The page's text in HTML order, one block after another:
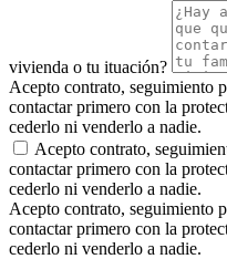
vivienda o tu ituación?
Acepto contrato, seguimiento
contactar primero con la
cederlo ni venderlo a nadie.
Acepto contrato,
contactar primero con la
cederlo ni venderlo a nadie.
Acepto contrato, seguimiento
contactar primero con la
cederlo ni venderlo a nadie.